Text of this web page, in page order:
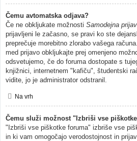
Čemu avtomatska odjava?
Če ne obkljukate možnosti Samodejna
prijavljeni le začasno, se pravi ko ste
preprečuje morebitno zlorabo vašega
med prijavo obkljukajte prej omenjeno
odsvetujemo, če do foruma dostopate s
knjižnici, internetnem "kafiču", študentski
vidite, jo je administrator odstranil.
Na vrh
Čemu služi možnost "Izbriši vse
"Izbriši vse piškotke foruma" izbriše vse
in ki vam omogočajo verodostojnost in